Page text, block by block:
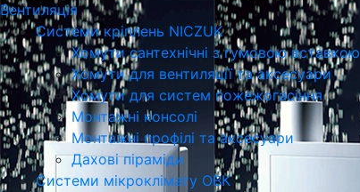
Вентиляція
Системи кріплень NICZUK
Хомути сантехнічні з гумовою вставкою
Хомути для вентиляції та аксесуари
Хомути для систем пожежогасіння
Монтажні консолі
Монтажні профілі та аксесуари
Дахові піраміди
Системи мікроклімату ОВК